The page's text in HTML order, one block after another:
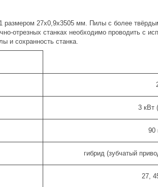
27х0,9х3505 мм. Пилы с более
отрезных станках необходимо проводить с
и сохранность станка.
3 кВт
90
гибрид (зубчатый
27,